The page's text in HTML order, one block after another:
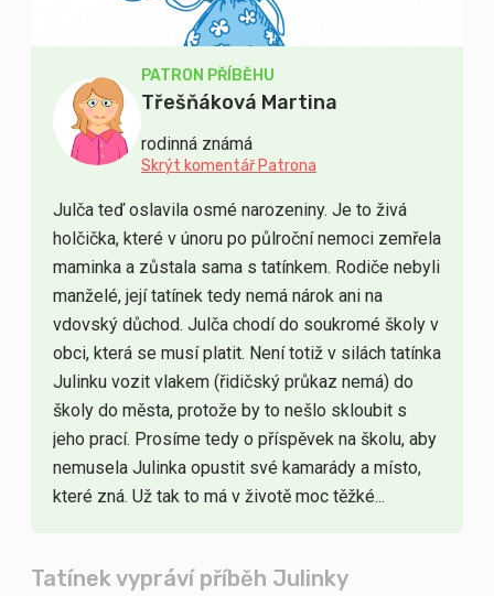
PATRON PŘÍBĚHU
Třešňáková Martina
rodinná známá
Skrýt komentář Patrona
Julča teď oslavila osmé narozeniny. Je to živá
holčička, které v únoru po půlroční nemoci zemřela
maminka a zůstala sama s tatínkem. Rodiče nebyli
manželé, její tatínek tedy nemá nárok ani na
vdovský důchod. Julča chodí do soukromé školy v
obci, která se musí platit. Není totiž v silách tatínka
Julinku vozit vlakem (řidičský průkaz nemá) do
školy do města, protože by to nešlo skloubit s
jeho prací. Prosíme tedy o příspěvek na školu, aby
nemusela Julinka opustit své kamarády a místo,
které zná. Už tak to má v životě moc těžké...
Tatínek vypráví příběh Julinky